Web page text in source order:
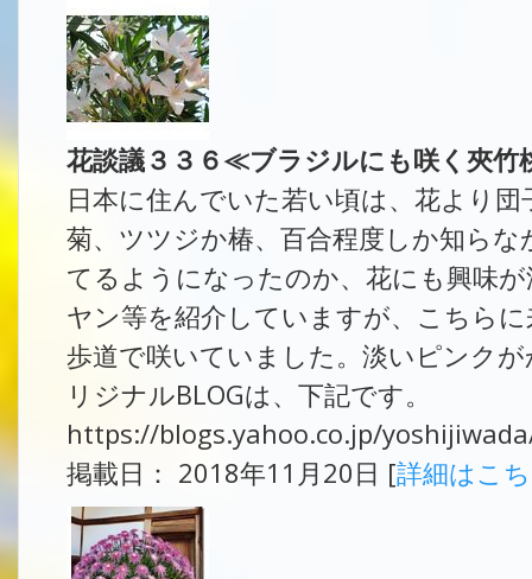
花談議３３６≪ブラジルにも咲く夾
日本に住んでいた若い頃は、花より
菊、ツツジか椿、百合程度しか知ら
てるようになったのか、花にも興味
ヤン等を紹介していますが、こちら
歩道で咲いていました。淡いピンク
リジナルBLOGは、下記です。
https://blogs.yahoo.co.jp/
掲載日： 2018年11月20日 [詳細はこ